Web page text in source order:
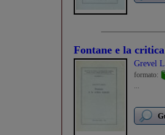
Fontane e la
Grevel
formato:
...